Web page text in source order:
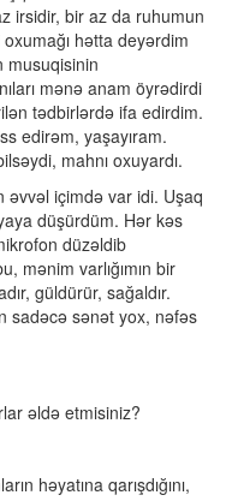
irsidir, bir az da ruhumun
hətta deyərdim
musuqisinin
mənə anam öyrədirdi
tədbirlərdə ifa edirdim.
edirəm, yaşayıram.
mahnı oxuyardı.
əvvəl içimdə var idi. Uşaq
düşürdüm. Hər kəs
düzəldib
mənim varlığımın bir
güldürür, sağaldır.
sadəcə sənət yox, nəfəs
əldə etmisiniz?
həyatına qarışdığını,